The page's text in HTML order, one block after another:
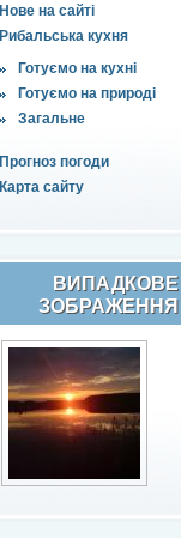
Нове на сайті
Рибальська кухня
Готуємо на кухні
Готуємо на природі
Загальне
Прогноз погоди
Карта сайту
ВИПАДКОВЕ
ЗОБРАЖЕННЯ